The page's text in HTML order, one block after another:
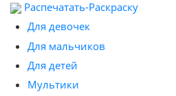
Распечатать-Раскраску
Для девочек
Для мальчиков
Для детей
Мультики